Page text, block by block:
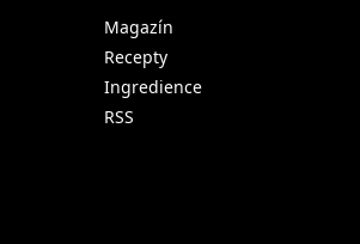
Magazín
Recepty
Ingredience
RSS